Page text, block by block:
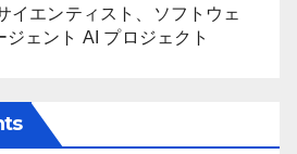
イエンティスト、ソフトウェ
ェント AI プロジェクト